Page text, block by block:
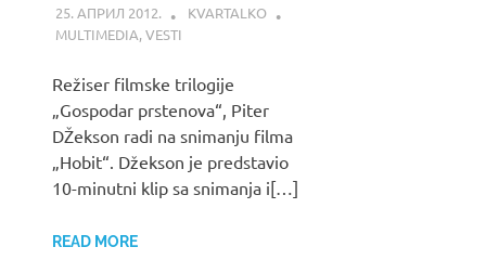
25. АПРИЛ 2012.
KVARTALKO
MULTIMEDIA,VESTI
Režiser filmske trilogije
„Gospodar prstenova“, Piter
DŽekson radi na snimanju filma
„Hobit“. Džekson je predstavio
10-minutni klip sa snimanja i[…]
READ MORE